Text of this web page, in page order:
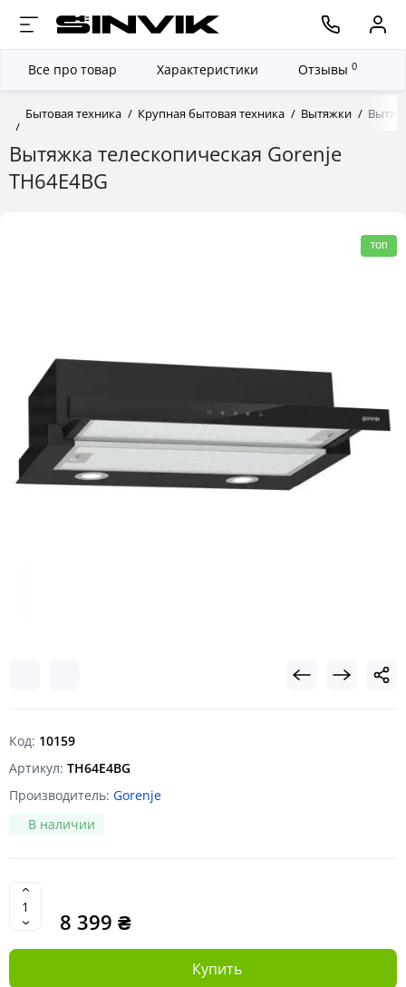
Бытовая техника Крупная бытовая техника Вытяжки
Вытяжка телескопическая Gorenje
TH64E4BG
Все про товар Характеристики Отзывы 0
ТОП
Код: 10159
Артикул: TH64E4BG
Производитель: Gorenje
В наличии
8 399 ₴
Купить